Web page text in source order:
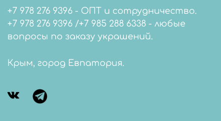
+7 978 276 9396 - ОПТ и сотрудничество.
+7 978 276 9396 /+7 985 288 6338 - любые
вопросы по заказу украшений.
Крым, город Евпатория.